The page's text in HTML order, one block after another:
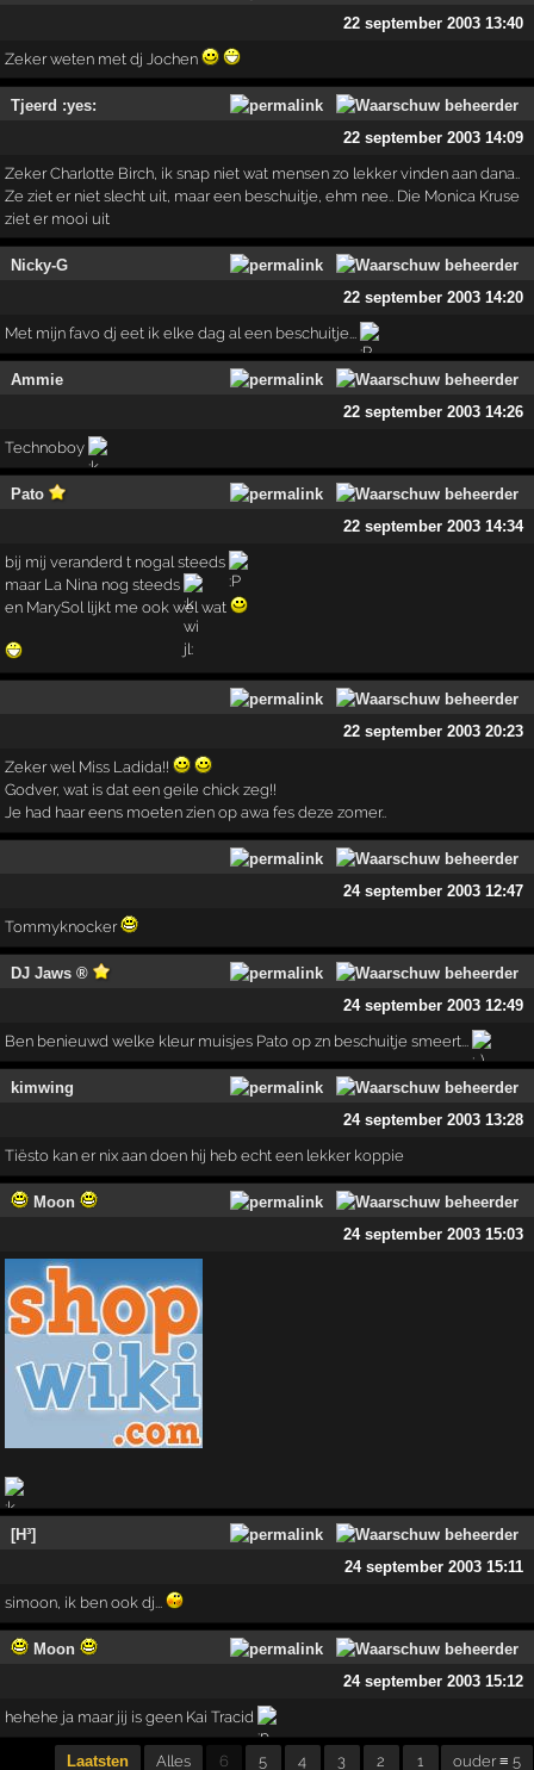
22 september 2003 13:40
Zeker weten met dj Jochen
Tjeerd :yes:
22 september 2003 14:09
Zeker Charlotte Birch, ik snap niet wat mensen zo lekker vinden aan dana..
Ze ziet er niet slecht uit, maar een beschuitje, ehm nee.. Die Monica Kruse
ziet er mooi uit
Nicky-G
22 september 2003 14:20
Met mijn favo dj eet ik elke dag al een beschuitje...
Ammie
22 september 2003 14:26
Technoboy
Pato
22 september 2003 14:34
bij mij veranderd t nogal steeds
maar La Nina nog steeds
en MarySol lijkt me ook wel wat
22 september 2003 20:23
Zeker wel Miss Ladida!!
Godver, wat is dat een geile chick zeg!!
Je had haar eens moeten zien op awa fes deze zomer..
24 september 2003 12:47
Tommyknocker
DJ Jaws ®
24 september 2003 12:49
Ben benieuwd welke kleur muisjes Pato op zn beschuitje smeert...
kimwing
24 september 2003 13:28
Tiësto kan er nix aan doen hij heb echt een lekker koppie
Moon
24 september 2003 15:03
[H³]
24 september 2003 15:11
simoon, ik ben ook dj...
Moon
24 september 2003 15:12
hehehe ja maar jij is geen Kai Tracid
Laatsten Alles 6 5 4 3 2 1 ouder ≡ 5